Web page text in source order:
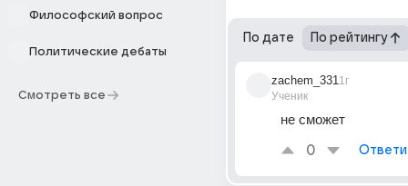
Философский вопрос
Политические дебаты
Смотреть все
По дате По рейтингу
zachem_331
Ученик
1г
не сможет
0